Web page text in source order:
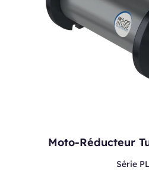
Moto-Réducteur
Série PL